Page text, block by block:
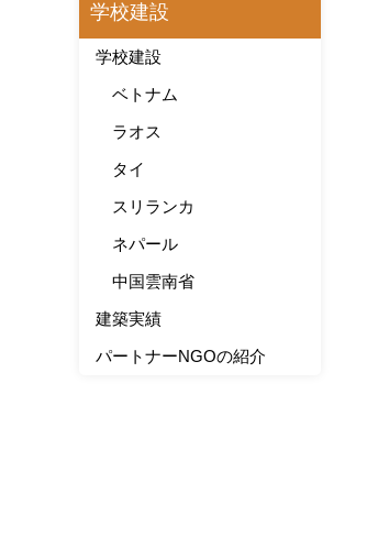
学校建設
学校建設
ベトナム
ラオス
タイ
スリランカ
ネパール
中国雲南省
建築実績
パートナーNGOの紹介